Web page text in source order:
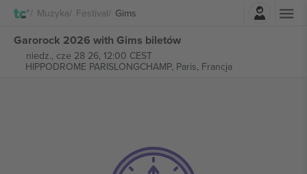
Muzyka Festival Gims
Garorock 2026 with Gims biletów
niedz., cze 28 26, 12:00 CEST
HIPPODROME PARISLONGCHAMP, Paris, Francja